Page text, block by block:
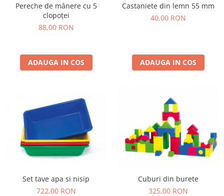
Stimulare olfactivă
Stimulare tactila
Stimulare vizuala
Pereche de mânere cu 5
clopoței
88,00 RON
ADAUGA IN COS
Castaniete din lemn 55 mm
40,00 RON
ADAUGA IN COS
Set tave apa si nisip
722,00 RON
Cuburi din burete
325,00 RON